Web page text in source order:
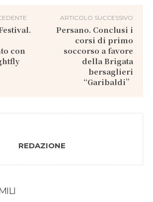
con
ARTICOLO SUCCESSIVO
Persano. Conclusi i
corsi di primo
soccorso a favore
della Brigata
bersaglieri
“Garibaldi”
REDAZIONE